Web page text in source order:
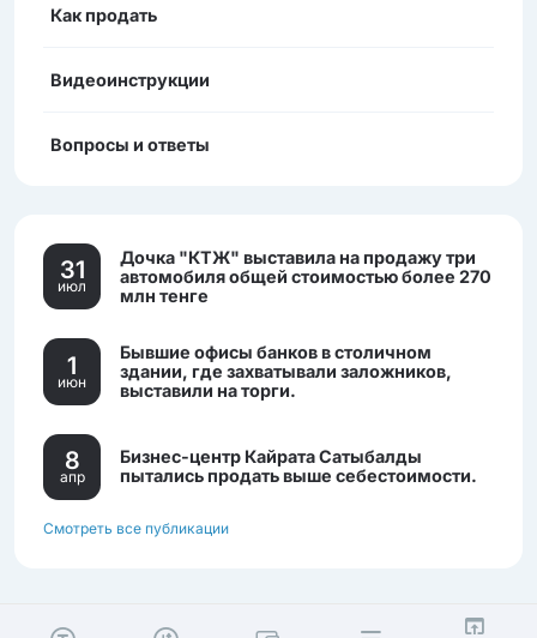
Как продать
Видеоинструкции
Вопросы и ответы
31
июл
Дочка "КТЖ" выставила на продажу три
автомобиля общей стоимостью более 270
млн тенге
1
июн
Бывшие офисы банков в столичном
здании, где захватывали заложников,
выставили на торги.
8
апр
Бизнес-центр Кайрата Сатыбалды
пытались продать выше себестоимости.
Смотреть все публикации